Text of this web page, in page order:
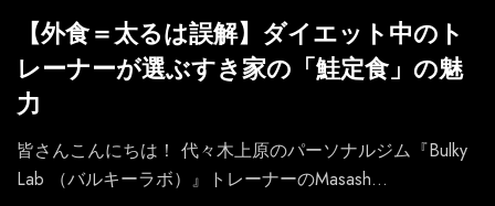
【外食＝太るは誤解】ダイエット中のト
レーナーが選ぶすき家の「鮭定食」の魅
力
皆さんこんにちは！ 代々木上原のパーソナルジム『Bulky
Lab （バルキーラボ）』トレーナーのMasash...